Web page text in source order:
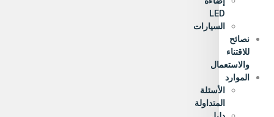
LED
السيارات
نصائح
للاقتناء
والاستعمال
الموارد
الأسئلة
المتداولة